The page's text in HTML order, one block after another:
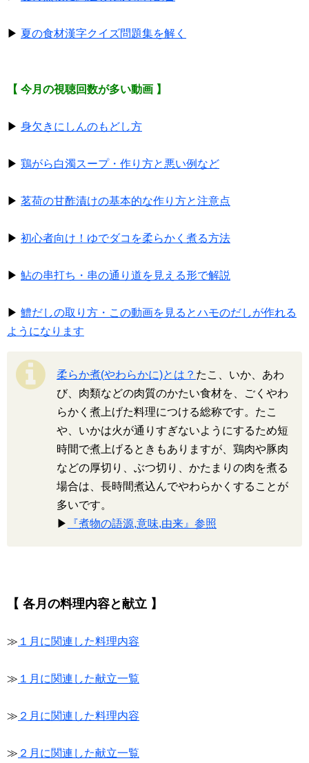
▶ 夏の食材漢字クイズ問題集を解く
【 今月の視聴回数が多い動画 】
▶ 身欠きにしんのもどし方
▶ 鶏がら白濁スープ・作り方と悪い例など
▶ 茗荷の甘酢漬けの基本的な作り方と注意点
▶ 初心者向け！ゆでダコを柔らかく煮る方法
▶ 鮎の串打ち・串の通り道を見える形で解説
▶ 鱧だしの取り方・この動画を見るとハモのだしが作れる
ようになります
柔らか煮(やわらかに)とは？ たこ、いか、あわ
び、肉類などの肉質のかたい食材を、ごくやわ
らかく煮上げた料理につける総称です。たこ
や、いかは火が通りすぎないようにするため短
時間で煮上げるときもありますが、鶏肉や豚肉
などの厚切り、ぶつ切り、かたまりの肉を煮る
場合は、長時間煮込んでやわらかくすることが
多いです。
▶
『煮物の語源,意味,由来』参照
【 各月の料理内容と献立 】
≫ １月に関連した料理内容
≫ １月に関連した献立一覧
≫ ２月に関連した料理内容
≫ ２月に関連した献立一覧